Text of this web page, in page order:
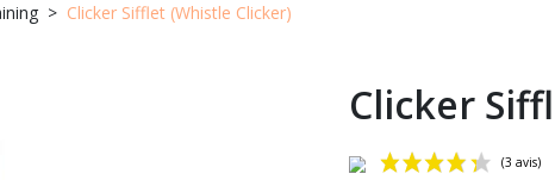
Clicker Sifflet (Whistle Clicker)
Clicker